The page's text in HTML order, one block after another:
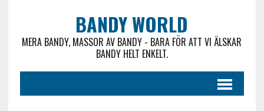
BANDY WORLD
MERA BANDY, MASSOR AV BANDY - BARA FÖR ATT VI ÄLSKAR
BANDY HELT ENKELT.